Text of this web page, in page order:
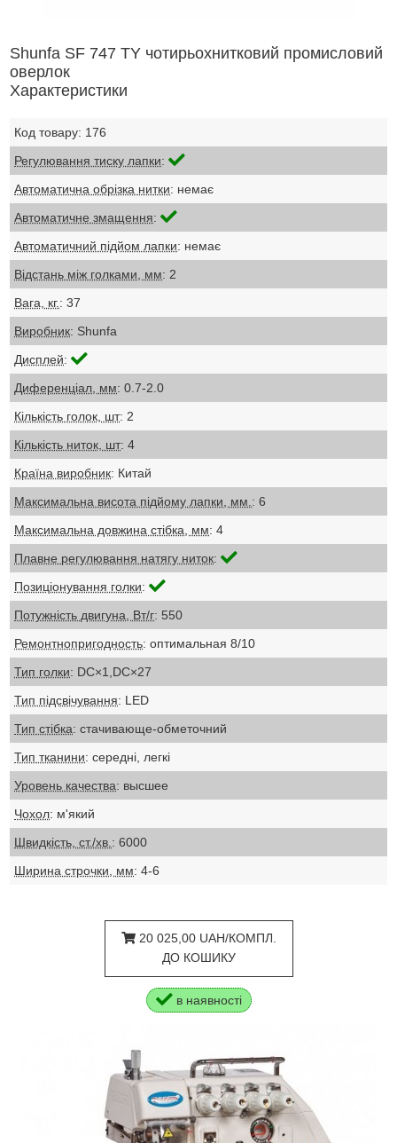
Shunfa SF 747 TY чотирьохнитковий промисловий
оверлок
Характеристики
Код товару: 176
Регулювання тиску лапки:
Автоматична обрізка нитки: немає
Автоматичне змащення:
Автоматичний підйом лапки: немає
Відстань між голками, мм: 2
Вага, кг.: 37
Виробник: Shunfa
Дисплей:
Диференціал, мм: 0.7-2.0
Кількість голок, шт: 2
Кількість ниток, шт: 4
Країна виробник: Китай
Максимальна висота підйому лапки, мм. : 6
Максимальна довжина стібка, мм: 4
Плавне регулювання натягу ниток:
Позиціонування голки:
Потужність двигуна, Вт/г: 550
Ремонтнопригодность: оптимальная 8/10
Тип голки: DC×1,DC×27
Тип підсвічування: LED
Тип стібка: стачивающе-обметочний
Тип тканини: середні, легкі
Уровень качества: высшее
Чохол: м'який
Швидкість, ст./хв. : 6000
Ширина строчки, мм: 4-6
20 025,00 UAH/КОМПЛ.
ДО КОШИКУ
в наявності